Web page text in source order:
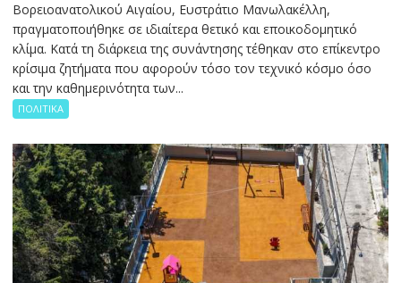
Βορειοανατολικού Αιγαίου, Ευστράτιο Μανωλακέλλη,
πραγματοποιήθηκε σε ιδιαίτερα θετικό και εποικοδομητικό
κλίμα. Κατά τη διάρκεια της συνάντησης τέθηκαν στο επίκεντρο
κρίσιμα ζητήματα που αφορούν τόσο τον τεχνικό κόσμο όσο
και την καθημερινότητα των...
ΠΟΛΙΤΙΚΑ